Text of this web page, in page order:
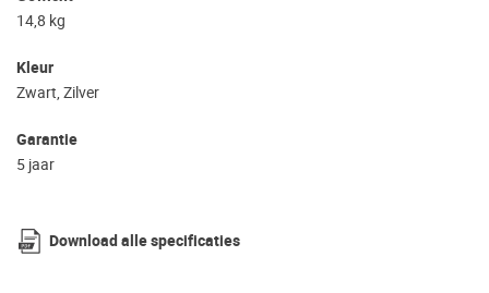
14,8 kg
Kleur
Zwart, Zilver
Garantie
5 jaar
Download alle specificaties